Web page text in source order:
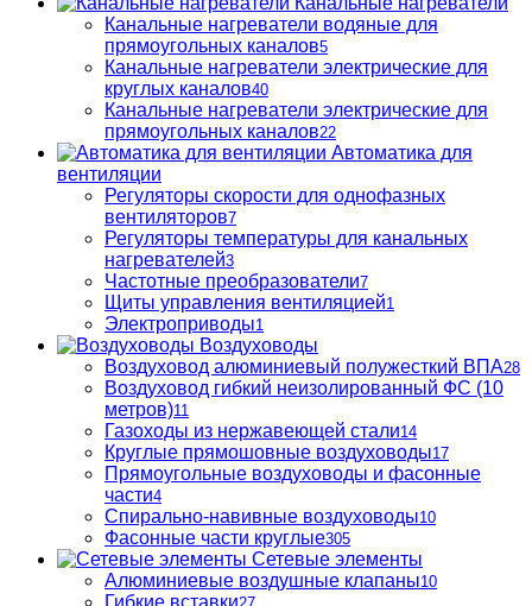
Канальные нагреватели водяные для
прямоугольных каналов5
Канальные нагреватели электрические для
круглых каналов40
Канальные нагреватели электрические для
прямоугольных каналов22
Автоматика для
вентиляции
Регуляторы скорости для однофазных
вентиляторов7
Регуляторы температуры для канальных
нагревателей3
Частотные преобразователи7
Щиты управления вентиляцией1
Электроприводы1
Воздуховоды
Воздуховод алюминиевый полужесткий ВПА28
Воздуховод гибкий неизолированный ФС (10
метров)11
Газоходы из нержавеющей стали14
Круглые прямошовные воздуховоды17
Прямоугольные воздуховоды и фасонные
части4
Спирально-навивные воздуховоды10
Фасонные части круглые305
Сетевые элементы
Алюминиевые воздушные клапаны10
Гибкие вставки